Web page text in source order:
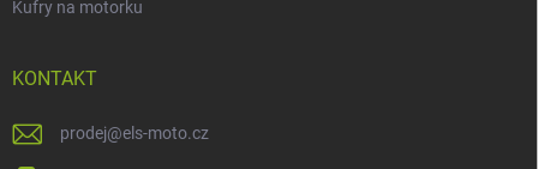
Kufry na motorku
KONTAKT
prodej@els-moto.cz